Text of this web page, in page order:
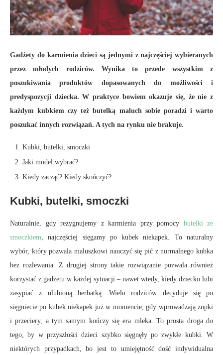
Gadżety do karmienia dzieci są jednymi z najczęściej wybieranych
przez młodych rodziców. Wynika to przede wszystkim z
poszukiwania produktów dopasowanych do możliwości i
predyspozycji dziecka. W praktyce bowiem okazuje się, że nie z
każdym kubkiem czy też butelką maluch sobie poradzi i warto
poszukać innych rozwiązań. A tych na rynku nie brakuje.
Kubki, butelki, smoczki
Jaki model wybrać?
Kiedy zacząć? Kiedy skończyć?
Kubki, butelki, smoczki
Naturalnie, gdy rezygnujemy z karmienia przy pomocy butelki ze
smoczkiem, najczęściej sięgamy po kubek niekapek. To naturalny
wybór, który pozwala maluszkowi nauczyć się pić z normalnego kubka
bez rozlewania. Z drugiej strony takie rozwiązanie pozwala również
korzystać z gadżetu w każdej sytuacji – nawet wtedy, kiedy dziecko lubi
zasypiać z ulubioną herbatką. Wielu rodziców decyduje się po
sięgniecie po kubek niekapek już w momencie, gdy wprowadzają zupki
i przeciery, a tym samym kończy się era mleka. To prosta droga do
tego, by w przyszłości dzieci szybko sięgnęły po zwykłe kubki. W
niektórych przypadkach, bo jest to umiejętność dość indywidualna